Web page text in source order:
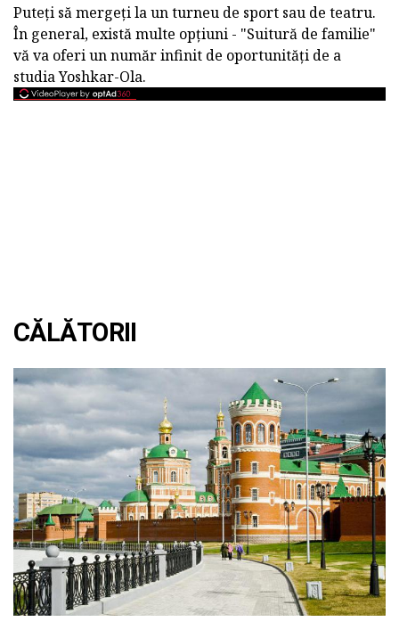
Puteți să mergeți la un turneu de sport sau de teatru.
În general, există multe opțiuni - "Suitură de familie"
vă va oferi un număr infinit de oportunități de a
studia Yoshkar-Ola.
CĂLĂTORII